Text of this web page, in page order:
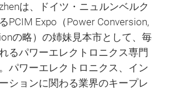
は、ドイツ・ニュルンベルク
PCIM Expo（Power Conversion,
の略）の姉妹見本市として、毎
るパワーエレクトロニクス専門
パワーエレクトロニクス、イン
ションに関わる業界のキープレ